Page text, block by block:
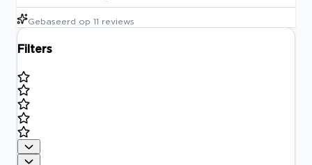
Gebaseerd op 11 reviews
Filters